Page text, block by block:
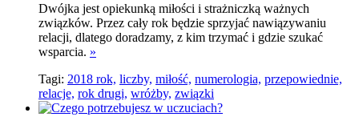
Dwójka jest opiekunką miłości i strażniczką ważnych
związków. Przez cały rok będzie sprzyjać nawiązywaniu
relacji, dlatego doradzamy, z kim trzymać i gdzie szukać
wsparcia. »
Tagi: 2018 rok, liczby, miłość, numerologia, przepowiednie,
relacje, rok drugi, wróżby, związki